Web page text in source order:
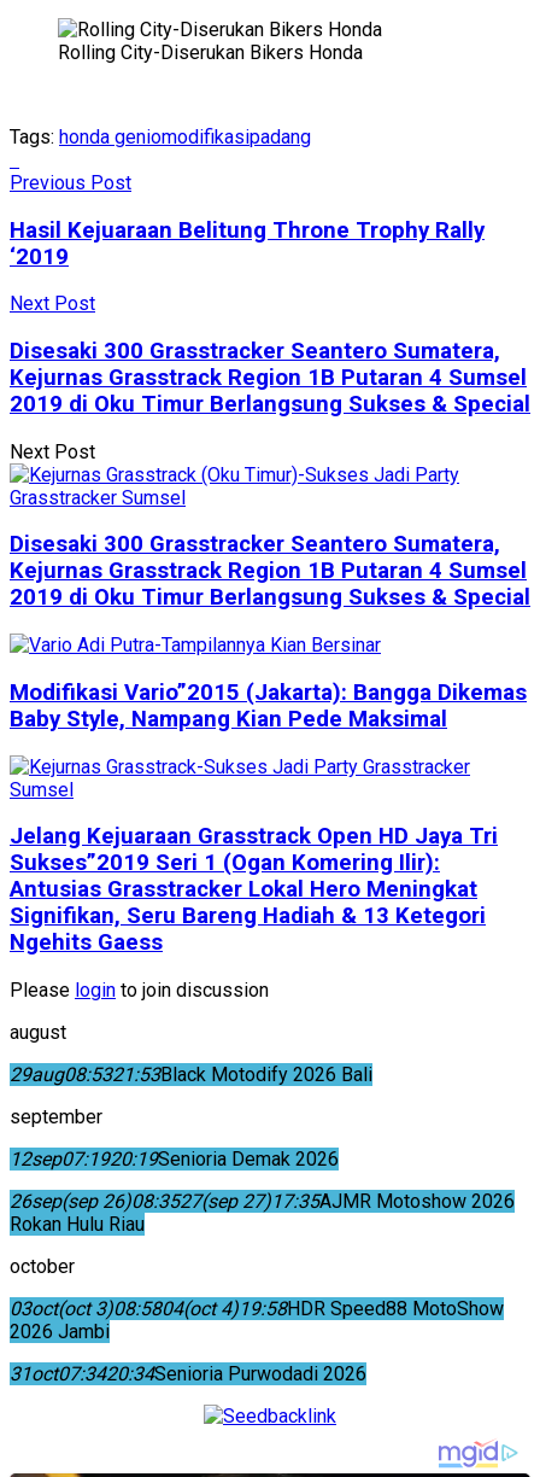
Rolling City-Diserukan Bikers Honda
Tags: honda geniomodifikasipadang
Previous Post
Hasil Kejuaraan Belitung Throne Trophy Rally
‘2019
Next Post
Disesaki 300 Grasstracker Seantero Sumatera,
Kejurnas Grasstrack Region 1B Putaran 4 Sumsel
2019 di Oku Timur Berlangsung Sukses & Special
Next Post
Disesaki 300 Grasstracker Seantero Sumatera,
Kejurnas Grasstrack Region 1B Putaran 4 Sumsel
2019 di Oku Timur Berlangsung Sukses & Special
Modifikasi Vario”2015 (Jakarta): Bangga Dikemas
Baby Style, Nampang Kian Pede Maksimal
Jelang Kejuaraan Grasstrack Open HD Jaya Tri
Sukses”2019 Seri 1 (Ogan Komering Ilir):
Antusias Grasstracker Lokal Hero Meningkat
Signifikan, Seru Bareng Hadiah & 13 Ketegori
Ngehits Gaess
Please login to join discussion
august
29aug08:5321:53Black Motodify 2026 Bali
september
12sep07:1920:19Senioria Demak 2026
26sep(sep 26)08:3527(sep 27)17:35AJMR Motoshow 2026
Rokan Hulu Riau
october
03oct(oct 3)08:5804(oct 4)19:58HDR Speed88 MotoShow
2026 Jambi
31oct07:3420:34Senioria Purwodadi 2026